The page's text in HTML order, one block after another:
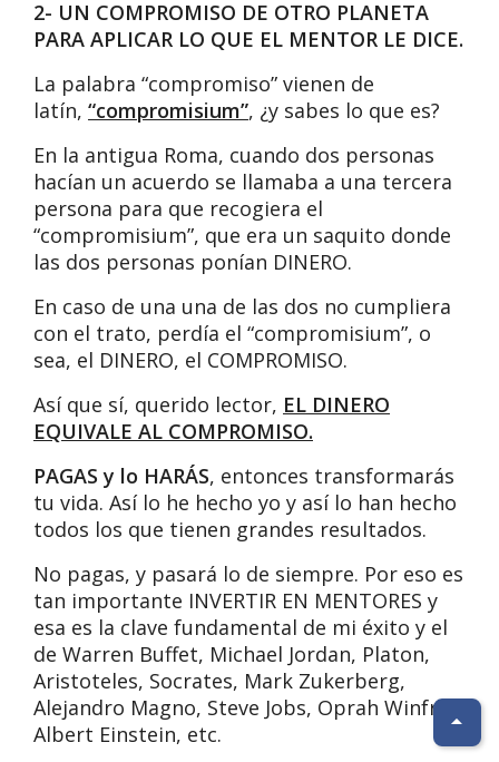
2- UN COMPROMISO DE OTRO PLANETA
PARA APLICAR LO QUE EL MENTOR LE DICE.
La palabra “compromiso” vienen de
latín, “compromisium”, ¿y sabes lo que es?
En la antigua Roma, cuando dos personas
hacían un acuerdo se llamaba a una tercera
persona para que recogiera el
“compromisium”, que era un saquito donde
las dos personas ponían DINERO.
En caso de una una de las dos no cumpliera
con el trato, perdía el “compromisium”, o
sea, el DINERO, el COMPROMISO.
Así que sí, querido lector, EL DINERO
EQUIVALE AL COMPROMISO.
PAGAS y lo HARÁS, entonces transformarás
tu vida. Así lo he hecho yo y así lo han hecho
todos los que tienen grandes resultados.
No pagas, y pasará lo de siempre. Por eso es
tan importante INVERTIR EN MENTORES y
esa es la clave fundamental de mi éxito y el
de Warren Buffet, Michael Jordan, Platon,
Aristoteles, Socrates, Mark Zukerberg,
Alejandro Magno, Steve Jobs, Oprah Winfrey,
Albert Einstein, etc.